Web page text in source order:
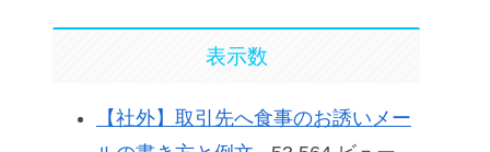
表示数
【社外】取引先へ食事のお誘いメー